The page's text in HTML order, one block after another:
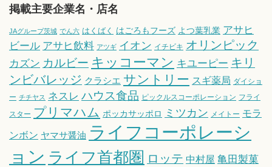
掲載主要企業名・店名
JAグループ茨城 でん六 はくばく はごろもフーズ よつ葉乳業 アサヒ
ビール アサヒ飲料 アツギ イオン イチビキ オリンピック
カズン カルビー キッコーマン キユーピー キリ
ンビバレッジ クラシエ サントリー スギ薬局 ダイショ
ー チチヤス ネスレ ハウス食品 ピックルスコーポレーション フライ
スター プリマハム ポッカサッポロ ミツカン メイトー モラ
ンボン ヤマサ醤油 ライフコーポレーシ
ョン ライフ首都圏 ロッテ 中村屋 亀田製菓